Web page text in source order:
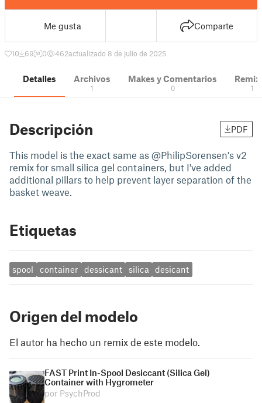
Me gusta Comparte
10 69 0 462actualizado 8 de julio de 2025
Detalles Archivos
1
Makes y Comentarios
0 1
Descripción PDF
This model is the exact same as @PhilipSorensen's v2
remix for small silica gel containers, but I've added
additional pillars to help prevent layer separation of the
basket weave.
Etiquetas
spool container dessicant silica desicant
Origen del modelo
El autor ha hecho un remix de este modelo.
FAST Print In-Spool Desiccant (Silica Gel)
Container with Hygrometer
por PsychProd